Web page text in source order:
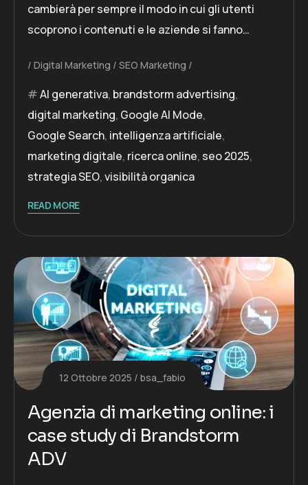
cambierà per sempre il modo in cui gli utenti
scoprono i contenuti e le aziende si fanno…
Digital Marketing SEO Marketing
AI generativa, brandstorm advertising,
digital marketing, Google AI Mode,
Google Search, intelligenza artificiale,
marketing digitale, ricerca online, seo 2025,
strategia SEO,visibilità organica
READ MORE
12 Ottobre 2025 bsa_fabio
Agenzia di marketing online: i
case study di Brandstorm
ADV